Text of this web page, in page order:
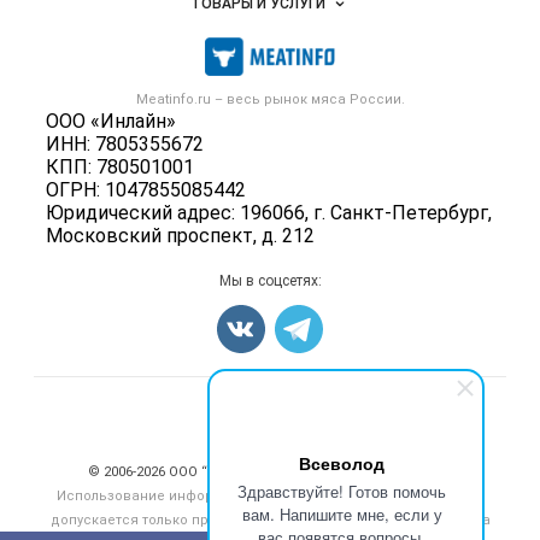
Всеволод
Здравствуйте! Готов помочь
вам. Напишите мне, если у
Meatinfo.ru – весь рынок мяса России.
ООО «Инлайн»
ИНН: 7805355672
КПП: 780501001
ОГРН: 1047855085442
Юридический адрес: 196066, г. Санкт-Петербург,
Московский проспект, д. 212
Размещение рекламы
Публичная оферта
Контактная информация
Политика обработки персональных данных
Новости рынка
Мониторинг
Вакансии
ТОВАРЫ И УСЛУГИ
Мясо, мясопродукты
Скот в живом весе
Колбасы, сосиски, деликатесы
Мясные полуфабрикаты
Мясные снеки
Яйца
Карта объявлений
Мы в соцсетях:
© 2006‑2026 ООО “Инлайн”. 12+ Все права защищены.
Использование информации, размещенной на данном сайте,
допускается только при размещении активной гиперссылки на